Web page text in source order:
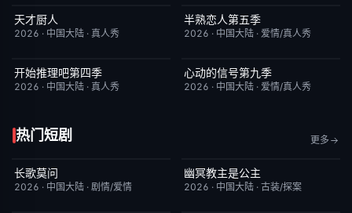
今日更新
天才厨人
2026 · 中国大陆 · 真人秀
昨日更新
半熟恋人第五季
2026 · 中国大陆 · 爱情/真人秀
今日更新
开始推理吧第四季
2026 · 中国大陆 · 真人秀
今日更新
心动的信号第九季
2026 · 中国大陆 · 爱情/真人秀
热门短剧 更多
已完结
长歌莫问
2026 · 中国大陆 · 剧情/爱情
已完结
幽冥教主是公主
2026 · 中国大陆 · 古装/探案